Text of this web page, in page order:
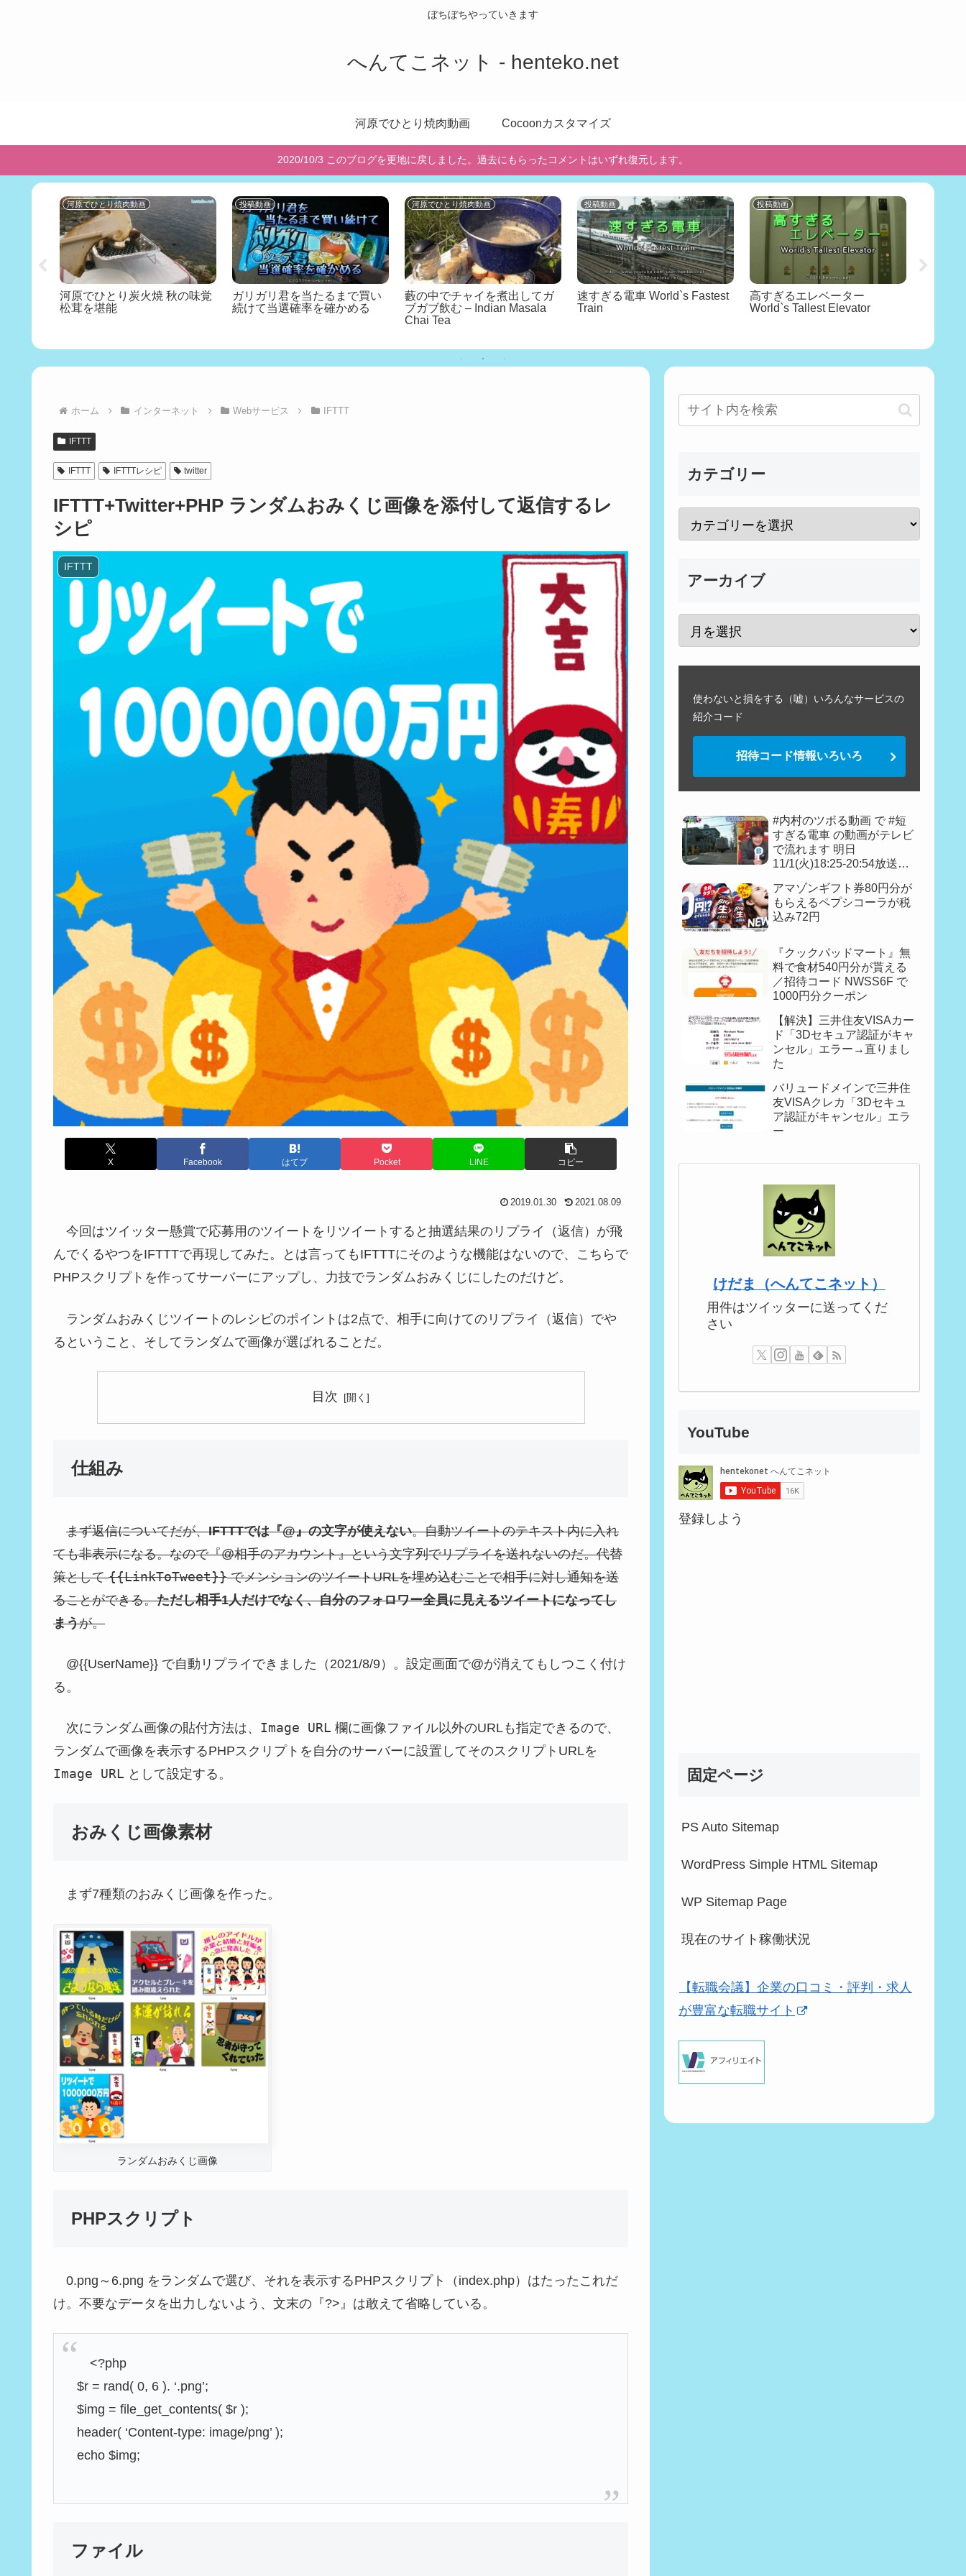
ぼちぼちやっていきます
へんてこネット - henteko.net
河原でひとり焼肉動画 Cocoonカスタマイズ
2020/10/3 このブログを更地に戻しました。過去にもらったコメントはいずれ復元します。
河原でひとり焼肉動画
河原でひとり炭火焼 秋の味覚
松茸を堪能
投稿動画
ガリガリ君を当たるまで買い
続けて当選確率を確かめる
河原でひとり焼肉動画
藪の中でチャイを煮出してガ
ブガブ飲む – Indian Masala
Chai Tea
投稿動画
速すぎる電車 World`s Fastest
Train
投稿動画
高すぎるエレベーター
World`s Tallest Elevator
ホーム インターネット Webサービス IFTTT
IFTTT
IFTTT IFTTTレシピ twitter
IFTTT+Twitter+PHP ランダムおみくじ画像を添付して返信するレ
シピ
IFTTT
X Facebook はてブ Pocket LINE コピー
2019.01.30 2021.08.09
今回はツイッター懸賞で応募用のツイートをリツイートすると抽選結果のリプライ（返信）が飛
んでくるやつをIFTTTで再現してみた。とは言ってもIFTTTにそのような機能はないので、こちらで
PHPスクリプトを作ってサーバーにアップし、力技でランダムおみくじにしたのだけど。
ランダムおみくじツイートのレシピのポイントは2点で、相手に向けてのリプライ（返信）でや
るということ、そしてランダムで画像が選ばれることだ。
目次
仕組み
まず返信についてだが、IFTTTでは『@』の文字が使えない。自動ツイートのテキスト内に入れ
ても非表示になる。なので『@相手のアカウント』という文字列でリプライを送れないのだ。代替
策として{{LinkToTweet}}でメンションのツイートURLを埋め込むことで相手に対し通知を送
ることができる。ただし相手1人だけでなく、自分のフォロワー全員に見えるツイートになってし
まうが。
@{{UserName}} で自動リプライできました（2021/8/9）。設定画面で@が消えてもしつこく付け
る。
次にランダム画像の貼付方法は、 Image URL 欄に画像ファイル以外のURLも指定できるので、
ランダムで画像を表示するPHPスクリプトを自分のサーバーに設置してそのスクリプトURLを
Image URL として設定する。
おみくじ画像素材
まず7種類のおみくじ画像を作った。
ランダムおみくじ画像
PHPスクリプト
0.png～6.png をランダムで選び、それを表示するPHPスクリプト（index.php）はたったこれだ
け。不要なデータを出力しないよう、文末の『?>』は敢えて省略している。
<?php
$r = rand( 0, 6 ). ‘.png’;
$img = file_get_contents( $r );
header( ‘Content-type: image/png’ );
echo $img;
ファイル
カテゴリー
アーカイブ
使わないと損をする（嘘）いろんなサービスの
紹介コード
招待コード情報いろいろ
#内村のツボる動画 で #短
すぎる電車 の動画がテレビ
で流れます 明日
11/1(火)18:25-20:54放送予
決定戦👑』
アマゾンギフト券80円分が
もらえるペプシコーラが税
込み72円
『クックパッドマート』無
料で食材540円分が貰える
／招待コード NWSS6F で
1000円分クーポン
【解決】三井住友VISAカー
ド「3Dセキュア認証がキャ
ンセル」エラー→直りまし
た
バリュードメインで三井住
友VISAクレカ「3Dセキュ
ア認証がキャンセル」エラ
ー
けだま（へんてこネット）
用件はツイッターに送ってくだ
さい
YouTube
登録しよう
固定ページ
PS Auto Sitemap
WordPress Simple HTML Sitemap
WP Sitemap Page
現在のサイト稼働状況
【転職会議】企業の口コミ・評判・求人
が豊富な転職サイト